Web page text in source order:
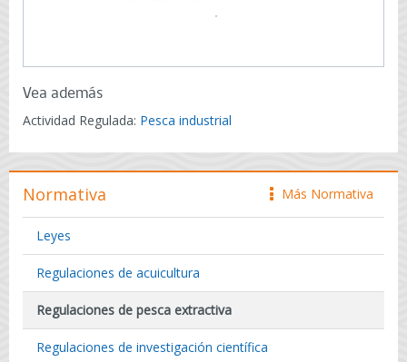
Vea además
Actividad Regulada: Pesca industrial
icono
Más Normativa
Normativa
Leyes
Regulaciones de acuicultura
Regulaciones de pesca extractiva
Regulaciones de investigación científica